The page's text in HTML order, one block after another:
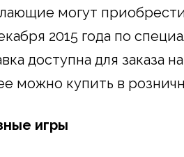
могут
2015 года по
доступна для заказа
можно купить в
игры